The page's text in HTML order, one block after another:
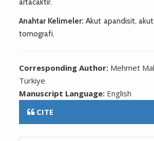
Anahtar Kelimeler: Akut apandisit, akut
tomografi.
Corresponding Author: Mehmet
Türkiye
Manuscript Language: English
CITE